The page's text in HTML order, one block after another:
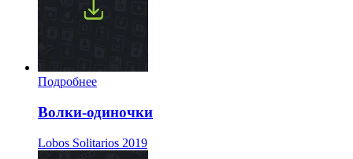
Подробнее
Волки-одиночки
Lobos Solitarios 2019